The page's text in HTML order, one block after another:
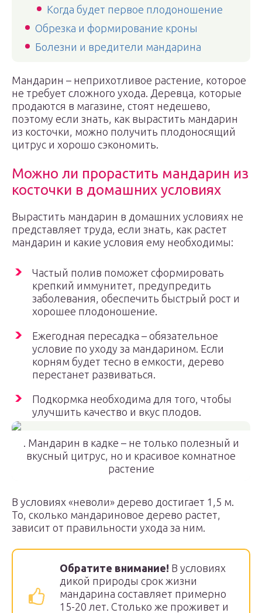
Когда будет первое плодоношение
Обрезка и формирование кроны
Болезни и вредители мандарина
Мандарин – неприхотливое растение, которое
не требует сложного ухода. Деревца, которые
продаются в магазине, стоят недешево,
поэтому если знать, как вырастить мандарин
из косточки, можно получить плодоносящий
цитрус и хорошо сэкономить.
Можно ли прорастить мандарин из
косточки в домашних условиях
Вырастить мандарин в домашних условиях не
представляет труда, если знать, как растет
мандарин и какие условия ему необходимы:
Частый полив поможет сформировать
крепкий иммунитет, предупредить
заболевания, обеспечить быстрый рост и
хорошее плодоношение.
Ежегодная пересадка – обязательное
условие по уходу за мандарином. Если
корням будет тесно в емкости, дерево
перестанет развиваться.
Подкормка необходима для того, чтобы
улучшить качество и вкус плодов.
. Мандарин в кадке – не только полезный и
вкусный цитрус, но и красивое комнатное
растение
В условиях «неволи» дерево достигает 1,5 м.
То, сколько мандариновое дерево растет,
зависит от правильности ухода за ним.
Обратите внимание! В условиях
дикой природы срок жизни
мандарина составляет примерно
15-20 лет. Столько же проживет и